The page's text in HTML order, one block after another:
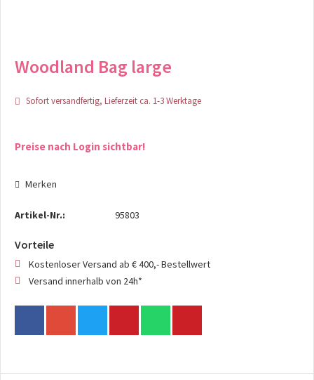
Woodland Bag large
Sofort versandfertig, Lieferzeit ca. 1-3 Werktage
Preise nach Login sichtbar!
Merken
Artikel-Nr.: 95803
Vorteile
Kostenloser Versand ab € 400,- Bestellwert
Versand innerhalb von 24h*